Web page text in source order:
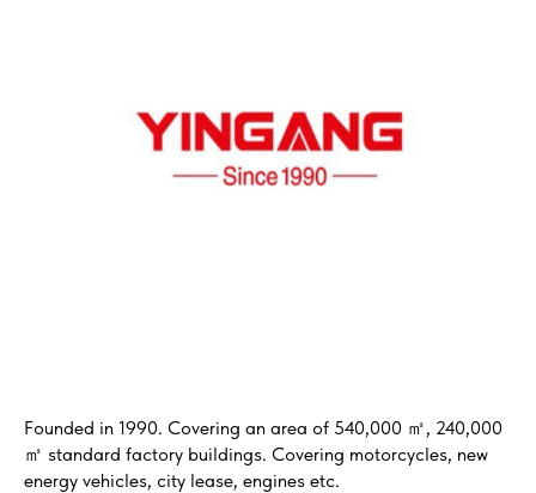
Founded in 1990. Covering an area of 540,000 ㎡, 240,000
㎡ standard factory buildings. Covering motorcycles, new
energy vehicles, city lease, engines etc.